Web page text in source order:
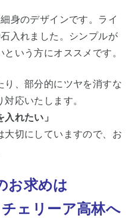
身のデザインです。 ライ
入れました。
シンプルが
いう方にオススメです。
り、部分的にツヤを消すな
応いたします。
入れたい」
大切にしていますので、お
お求めは
ェリーア高林へ